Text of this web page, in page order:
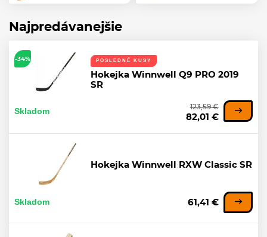
Najpredávanejšie
-34% POSLEDNÉ KUSY
Hokejka Winnwell Q9 PRO 2019
SR
Skladom 123,59 €
82,01 €
Hokejka Winnwell RXW Classic SR
Skladom 61,41 €